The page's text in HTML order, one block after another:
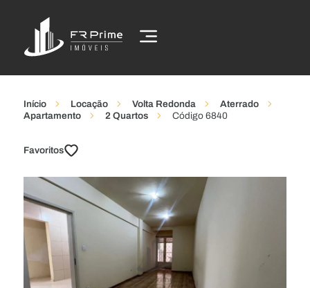
Início Locação Volta Redonda
Aterrado
Apartamento
2 Quartos Código 6840
Favoritos